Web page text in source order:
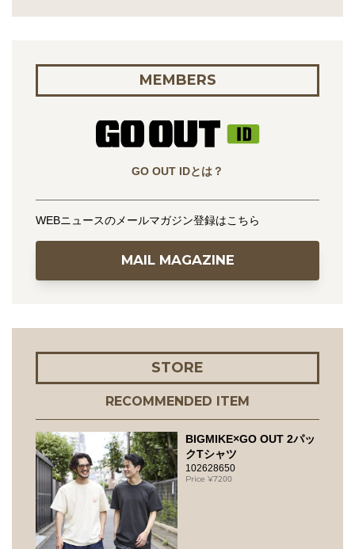
MEMBERS
GO OUT IDとは？
WEBニュースのメールマガジン登録はこちら
MAIL MAGAZINE
STORE
RECOMMENDED ITEM
BIGMIKE×GO OUT 2パッ
クTシャツ
102628650
7200